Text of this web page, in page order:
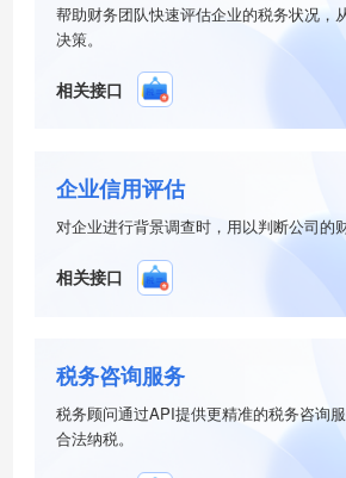
帮助财务团队快速评估企业的税务状况，
决策。
相关接口
企业信用评估
对企业进行背景调查时，用以判断公司的
相关接口
税务咨询服务
税务顾问通过API提供更精准的税务咨询
合法纳税。